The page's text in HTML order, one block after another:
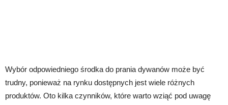
Wybór odpowiedniego środka do prania dywanów może być
trudny, ponieważ na rynku dostępnych jest wiele różnych
produktów. Oto kilka czynników, które warto wziąć pod uwagę